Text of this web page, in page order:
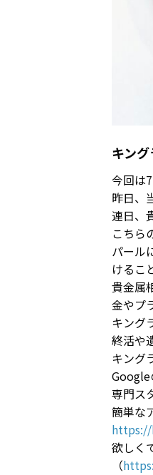
キン
今回は
昨日、
連日、
こちら
パール
けるこ
貴金属
金やプ
キング
終活や
キング
Google
専門ス
簡単な
欲しく
（